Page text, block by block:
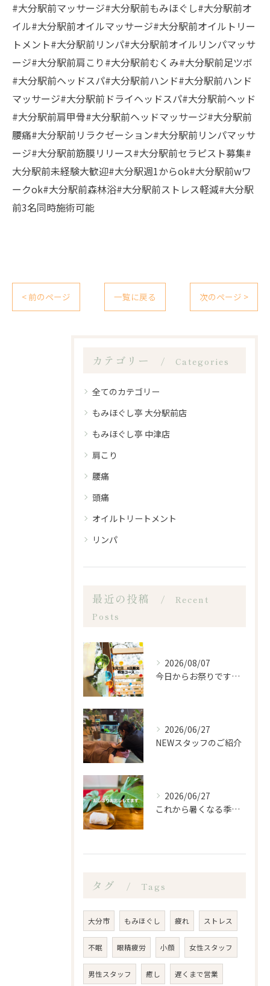
#大分駅前マッサージ#大分駅前もみほぐし#大分駅前オ
イル#大分駅前オイルマッサージ#大分駅前オイルトリー
トメント#大分駅前リンパ#大分駅前オイルリンパマッサ
ージ#大分駅前肩こり#大分駅前むくみ#大分駅前足ツボ
#大分駅前ヘッドスパ#大分駅前ハンド#大分駅前ハンド
マッサージ#大分駅前ドライヘッドスパ#大分駅前ヘッド
#大分駅前肩甲骨#大分駅前ヘッドマッサージ#大分駅前
腰痛#大分駅前リラクゼーション#大分駅前リンパマッサ
ージ#大分駅前筋膜リリース#大分駅前セラピスト募集#
大分駅前未経験大歓迎#大分駅週1からok#大分駅前wワ
ークok#大分駅前森林浴#大分駅前ストレス軽減#大分駅
前3名同時施術可能
< 前のページ 一覧に戻る 次のページ >
カテゴリー Categories
全てのカテゴリー
もみほぐし亭 大分駅前店
もみほぐし亭 中津店
肩こり
腰痛
頭痛
オイルトリートメント
リンパ
最近の投稿
Recent
Posts
2026/08/07
今日からお祭りですね！
2026/06/27
NEWスタッフのご紹介
2026/06/27
これから暑くなる季節になるので、もみほぐし亭ではご来店のお客...
タグ Tags
大分市 もみほぐし 疲れ ストレス
不眠 眼精疲労 小顔 女性スタッフ
男性スタッフ 癒し 遅くまで営業